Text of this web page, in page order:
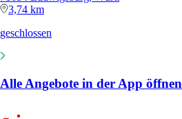
3,74 km
geschlossen
Alle Angebote in der App öffnen